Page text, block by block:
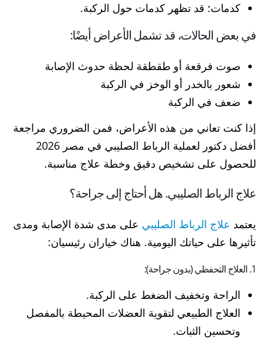
كدمات: قد تظهر كدمات حول الركبة.
في بعض الحالات، قد تشمل الأعراض أيضًا:
صوت فرقعة أو طقطقة لحظة حدوث الإصابة
شعور بالخدر أو الوخز في الركبة
ضعف في الركبة
إذا كنت تعاني من هذه الأعراض، فمن الضروري مراجعة
أفضل دكتور لعملية الرباط الصليبي في مصر 2026
للحصول على تشخيص دقيق وخطة علاج مناسبة.
علاج الرباط الصليبي. هل أحتاج إلى جراحة؟
يعتمد علاج الرباط الصليبي على مدى شدة الإصابة ومدى
تأثيرها على حياتك اليومية. هناك خياران رئيسيان:
1. العلاج التحفظي (بدون جراحة):
الراحة وتخفيف الضغط على الركبة.
العلاج الطبيعي لتقوية العضلات المحيطة بالمفصل
وتحسين الثبات.